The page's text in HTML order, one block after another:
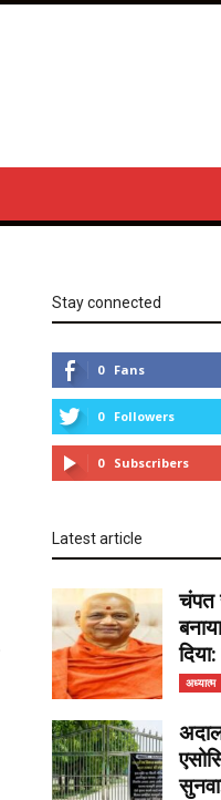
Stay connected
0 Fans
0 Followers
0 Subscribers
Latest article
चंपत
अध्यात्म